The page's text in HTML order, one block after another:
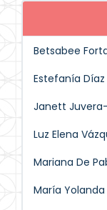
Betsabee
Estefanía Díaz
Janett
Luz Elena
Mariana De
María